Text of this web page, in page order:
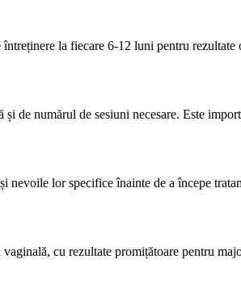
la fiecare 6-12 luni pentru rezultate
de numărul de sesiuni necesare. Este
nevoile lor specifice înainte de a începe
cu rezultate promițătoare pentru